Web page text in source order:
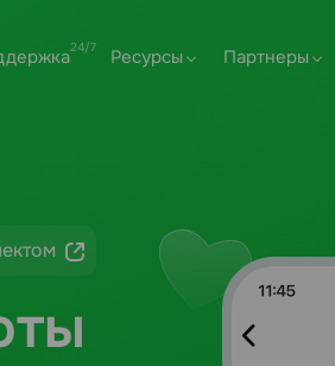
Ресурсы Партнеры